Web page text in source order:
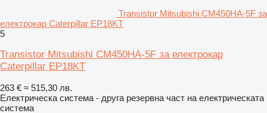
Transistor Mitsubishi CM450HA-5F за
електрокар Caterpillar EP18KT
5
Transistor Mitsubishi CM450HA-5F за електрокар
Caterpillar EP18KT
263 € ≈ 515,30 лв.
Електрическа система - друга резервна част на електрическата
система